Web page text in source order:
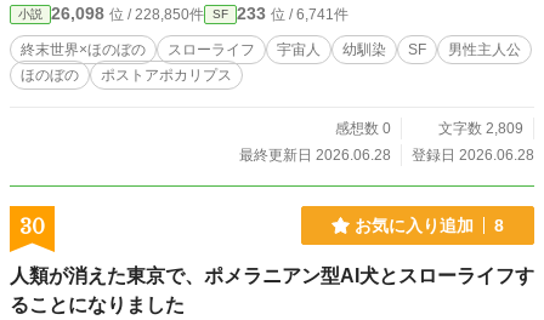
小説 26,098 位 / 228,850件 SF 233 位 / 6,741件
終末世界×ほのぼの スローライフ 宇宙人 幼馴染 SF
男性主人公
ほのぼの
ポストアポカリプス
感想数 0
文字数 2,809
最終更新日 2026.06.28
登録日 2026.06.28
30 お気に入り追加 8
人類が消えた東京で、ポメラニアン型AI犬とスローライフす
ることになりました